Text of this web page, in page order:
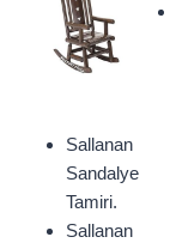
Sallanan
Sandalye
Tamiri.
Sallanan